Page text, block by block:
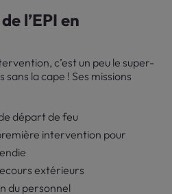
l’EPI en
c’est un peu le super-
la cape ! Ses missions
départ de feu
intervention pour
extérieurs
du personnel